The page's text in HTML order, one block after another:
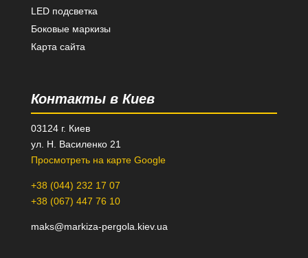
LED подсветка
Боковые маркизы
Карта сайта
Контакты в Киев
03124 г. Киев
ул. Н. Василенко 21
Просмотреть на карте Google
+38 (044) 232 17 07
+38 (067) 447 76 10
maks@markiza-pergola.kiev.ua